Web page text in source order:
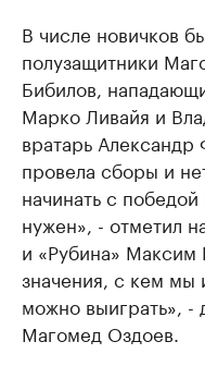
В числе новичков
полузащитники
Бибилов,
Марко Ливайя и
вратарь
провела сборы и
начинать с
нужен», - отметил
и «Рубина» Максим
значения, с кем
можно выиграть», -
Магомед Оздоев.